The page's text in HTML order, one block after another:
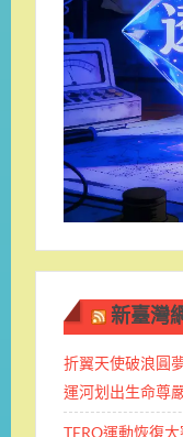
新臺灣
折翼天使破浪圓
運河划出生命尊
TERO運動恢復